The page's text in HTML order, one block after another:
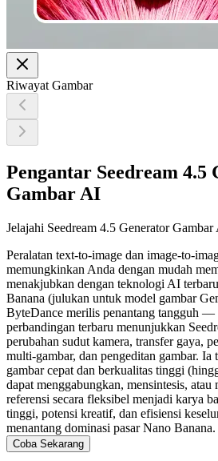
Riwayat Gambar
Pengantar Seedream 4.5
Gambar AI
Jelajahi Seedream 4.5 Generator
Peralatan text-to-image dan image-to-
memungkinkan Anda dengan mudah
menakjubkan dengan teknologi AI
Banana (julukan untuk model gambar
ByteDance merilis penantang tangguh —
perbandingan terbaru menunjukkan
perubahan sudut kamera, transfer gaya,
multi-gambar, dan pengeditan gambar. Ia
gambar cepat dan berkualitas tinggi
dapat menggabungkan, mensintesis, atau
referensi secara fleksibel menjadi karya
tinggi, potensi kreatif, dan efisiensi
menantang dominasi pasar Nano Banana.
Coba Sekarang